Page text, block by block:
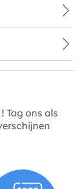
! Tag ons als